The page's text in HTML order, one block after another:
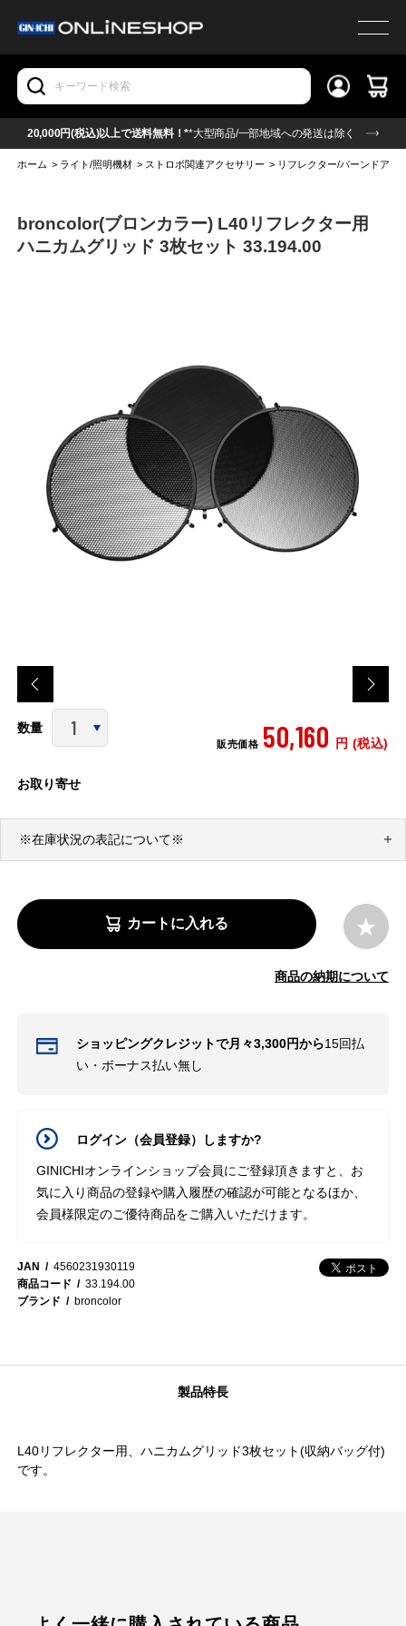
20,000円(税込)以上で送料無料！**大型商品/一部地域への発送は除く
ホーム > ライト/照明機材 > ストロボ関連アクセサリー > リフレクター/バーンドア他
broncolor(ブロンカラー) L40リフレクター用
ハニカムグリッド 3枚セット 33.194.00
数量
販売価格 50,160 円 (税込)
お取り寄せ
※在庫状況の表記について※
カートに入れる
商品の納期について
ショッピングクレジットで月々3,300円から15回払
い・ボーナス払い無し
ログイン（会員登録）しますか?
GINICHIオンラインショップ会員にご登録頂きますと、お
気に入り商品の登録や購入履歴の確認が可能となるほか、
会員様限定のご優待商品をご購入いただけます。
JAN
4560231930119
商品コード
33.194.00
ブランド
broncolor
製品特長
L40リフレクター用、ハニカムグリッド3枚セット(収納バッグ付)
です。